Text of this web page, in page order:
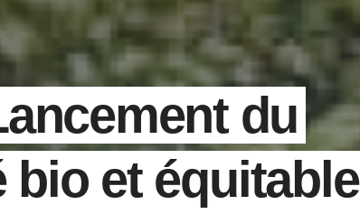
du
bio et équitable